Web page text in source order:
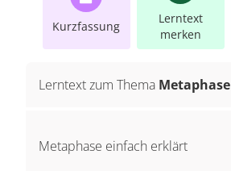
Kurzfassung
Lerntext
merken
Lerntext zum Thema Metaphase
Metaphase einfach erklärt